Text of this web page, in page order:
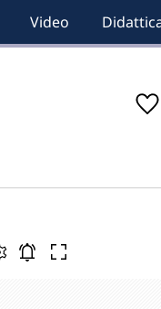
Video